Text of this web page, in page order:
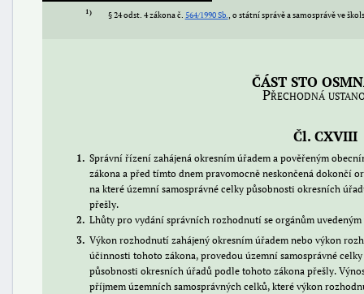
1 § 24 odst. 4 zákona č. 564/1990 Sb., o státní správě a samosprávě ve
ČÁST STO
Přechodná
Čl. CXVIII
1
Správní řízení zahájená okresním úřadem a pověřeným
zákona a před tímto dnem pravomocně neskončená dokončí
na které územní samosprávné celky působnosti okresních
přešly.
2
Lhůty pro vydání správních rozhodnutí se orgánům
3
Výkon rozhodnutí zahájený okresním úřadem nebo výkon
účinnosti tohoto zákona, provedou územní samosprávné
působnosti okresních úřadů podle tohoto zákona přešly.
příjmem územních samosprávných celků, které výkon